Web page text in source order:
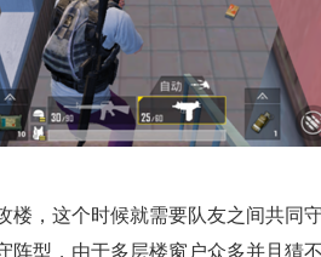
楼，这个时候就需要队友之间共同
型，由于多层楼窗户众多并且猜